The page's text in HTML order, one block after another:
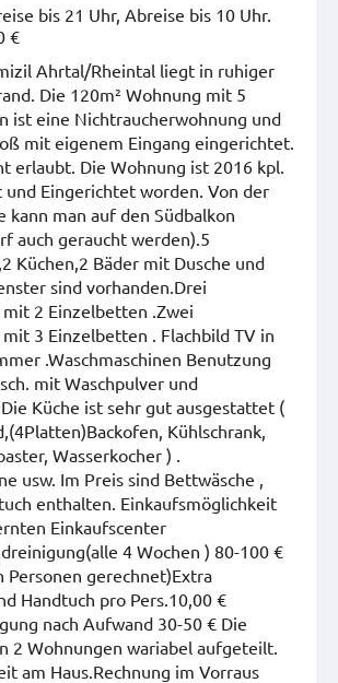
bis 21 Uhr, Abreise bis 10 Uhr.
€
Ahrtal/Rheintal liegt in ruhiger
Die 120m² Wohnung mit 5
ist eine Nichtraucherwohnung und
mit eigenem Eingang eingerichtet.
erlaubt. Die Wohnung ist 2016 kpl.
und Eingerichtet worden. Von der
kann man auf den Südbalkon
auch geraucht werden).5
Küchen,2 Bäder mit Dusche und
sind vorhanden.Drei
2 Einzelbetten .Zwei
3 Einzelbetten . Flachbild TV in
.Waschmaschinen Benutzung
mit Waschpulver und
Küche ist sehr gut ausgestattet (
Kühlschrank,
Wasserkocher ) .
usw. Im Preis sind Bettwäsche ,
enthalten. Einkaufsmöglichkeit
Einkaufscenter
4 Wochen ) 80-100 €
Personen gerechnet)Extra
Handtuch pro Pers.10,00 €
nach Aufwand 30-50 € Die
2 Wohnungen wariabel aufgeteilt.
am Haus.Rechnung im Vorraus